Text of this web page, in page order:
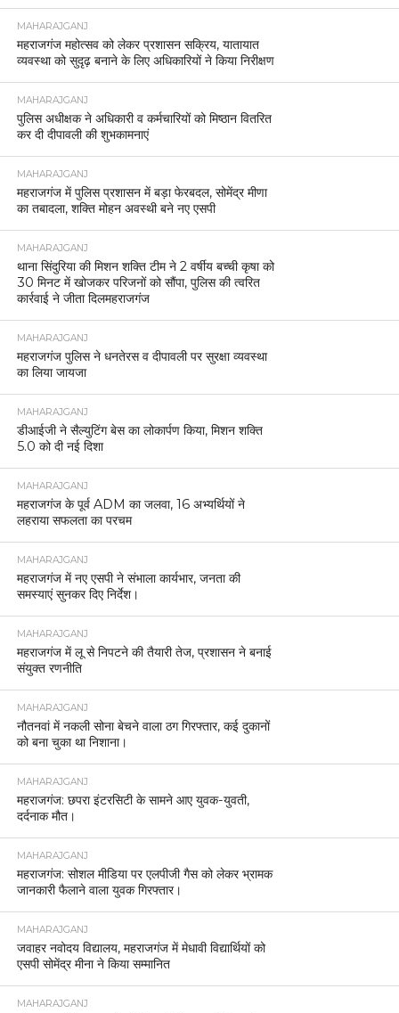
MAHARAJGANJ
महराजगंज महोत्सव को लेकर प्रशासन सक्रिय, यातायात
व्यवस्था को सुदृढ़ बनाने के लिए अधिकारियों ने किया निरीक्षण
MAHARAJGANJ
पुलिस अधीक्षक ने अधिकारी व कर्मचारियों को मिष्ठान वितरित
कर दी दीपावली की शुभकामनाएं
MAHARAJGANJ
महराजगंज में पुलिस प्रशासन में बड़ा फेरबदल, सोमेंद्र मीणा
का तबादला, शक्ति मोहन अवस्थी बने नए एसपी
MAHARAJGANJ
थाना सिंदुरिया की मिशन शक्ति टीम ने 2 वर्षीय बच्ची कृषा को
30 मिनट में खोजकर परिजनों को सौंपा, पुलिस की त्वरित
कार्रवाई ने जीता दिलमहराजगंज
MAHARAJGANJ
महराजगंज पुलिस ने धनतेरस व दीपावली पर सुरक्षा व्यवस्था
का लिया जायजा
MAHARAJGANJ
डीआईजी ने सैल्युटिंग बेस का लोकार्पण किया, मिशन शक्ति
5.0 को दी नई दिशा
MAHARAJGANJ
महराजगंज के पूर्व ADM का जलवा, 16 अभ्यर्थियों ने
लहराया सफलता का परचम
MAHARAJGANJ
महराजगंज में नए एसपी ने संभाला कार्यभार, जनता की
समस्याएं सुनकर दिए निर्देश।
MAHARAJGANJ
महराजगंज में लू से निपटने की तैयारी तेज, प्रशासन ने बनाई
संयुक्त रणनीति
MAHARAJGANJ
नौतनवां में नकली सोना बेचने वाला ठग गिरफ्तार, कई दुकानों
को बना चुका था निशाना।
MAHARAJGANJ
महराजगंज: छपरा इंटरसिटी के सामने आए युवक-युवती,
दर्दनाक मौत।
MAHARAJGANJ
महराजगंज: सोशल मीडिया पर एलपीजी गैस को लेकर भ्रामक
जानकारी फैलाने वाला युवक गिरफ्तार।
MAHARAJGANJ
जवाहर नवोदय विद्यालय, महराजगंज में मेधावी विद्यार्थियों को
एसपी सोमेंद्र मीना ने किया सम्मानित
MAHARAJGANJ